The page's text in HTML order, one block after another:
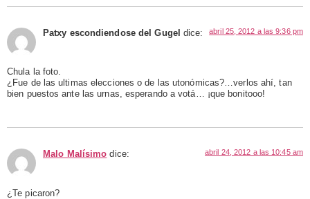
Patxy escondiendose del Gugel dice: abril 25, 2012 a las 9:36 pm
Chula la foto.
¿Fue de las ultimas elecciones o de las utonómicas?…verlos ahí, tan
bien puestos ante las urnas, esperando a votá… ¡que bonitooo!
Malo Malísimo dice: abril 24, 2012 a las 10:45 am
¿Te picaron?